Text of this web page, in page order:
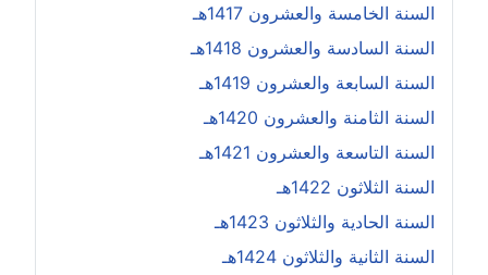
السنة الخامسة والعشرون 1417هـ
السنة السادسة والعشرون 1418هـ
السنة السابعة والعشرون 1419هـ
السنة الثامنة والعشرون 1420هـ
السنة التاسعة والعشرون 1421هـ
السنة الثلاثون 1422هـ
السنة الحادية والثلاثون 1423هـ
السنة الثانية والثلاثون 1424هـ